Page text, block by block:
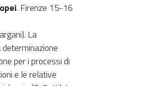
. Firenze 15-16
La
per i processi di
e le relative